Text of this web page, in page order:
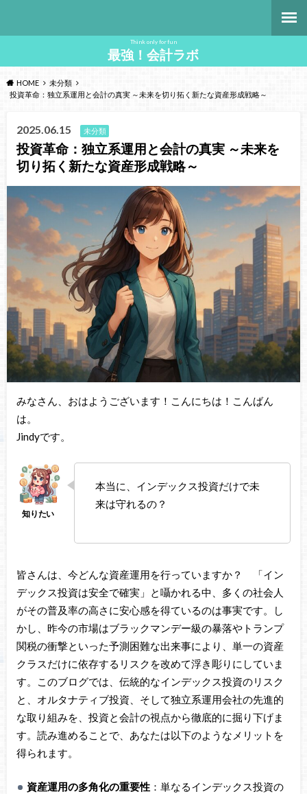
Think only for fun
最強！会計ラボ
HOME
未分類
投資革命：独立系運用と会計の真実 ～未来を切り拓く新たな資産形成戦略～
2025.06.15 未分類
投資革命：独立系運用と会計の真実 ～未来を
切り拓く新たな資産形成戦略～
みなさん、おはようございます！こんにちは！こんばん
は。
Jindyです。
本当に、インデックス投資だけで未
来は守れるの？
皆さんは、今どんな資産運用を行っていますか？ 「イン
デックス投資は安全で確実」と囁かれる中、多くの社会人
がその普及率の高さに安心感を得ているのは事実です。し
かし、昨今の市場はブラックマンデー級の暴落やトランプ
関税の衝撃といった予測困難な出来事により、単一の資産
クラスだけに依存するリスクを改めて浮き彫りにしていま
す。このブログでは、伝統的なインデックス投資のリスク
と、オルタナティブ投資、そして独立系運用会社の先進的
な取り組みを、投資と会計の視点から徹底的に掘り下げま
す。読み進めることで、あなたは以下のようなメリットを
得られます。
資産運用の多角化の重要性 ：単なるインデックス投資の